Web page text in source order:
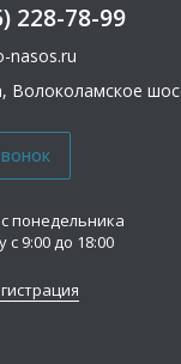
228-78-99
nasos.ru
Волоколамское
понедельника
с 9:00 до 18:00